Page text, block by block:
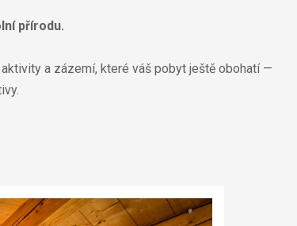
přírodu.
a zázemí, které váš pobyt ještě obohatí —